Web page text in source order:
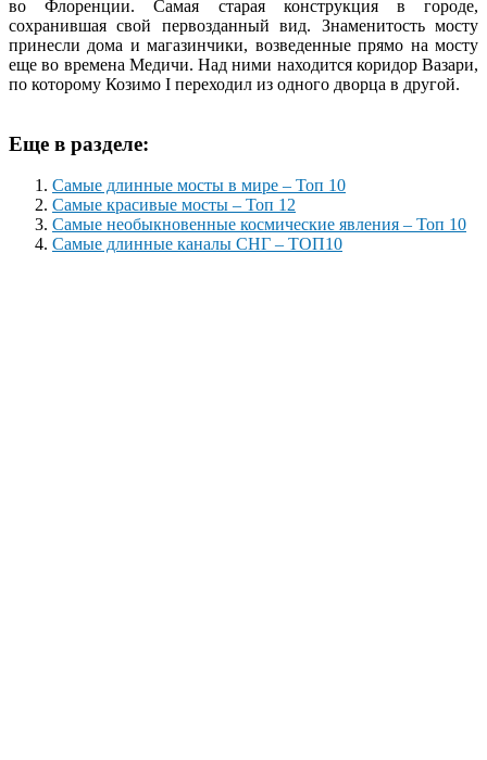
во Флоренции. Самая старая конструкция в городе,
сохранившая свой первозданный вид. Знаменитость мосту
принесли дома и магазинчики, возведенные прямо на мосту
еще во времена Медичи. Над ними находится коридор Вазари,
по которому Козимо I переходил из одного дворца в другой.
Еще в разделе:
Самые длинные мосты в мире – Топ 10
Самые красивые мосты – Топ 12
Самые необыкновенные космические явления – Топ 10
Самые длинные каналы СНГ – ТОП10